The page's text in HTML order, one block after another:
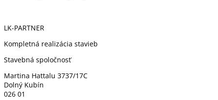
LK-PARTNER
Kompletná realizácia stavieb
Stavebná spoločnosť
Martina Hattalu 3737/17C
Dolný Kubín
026 01